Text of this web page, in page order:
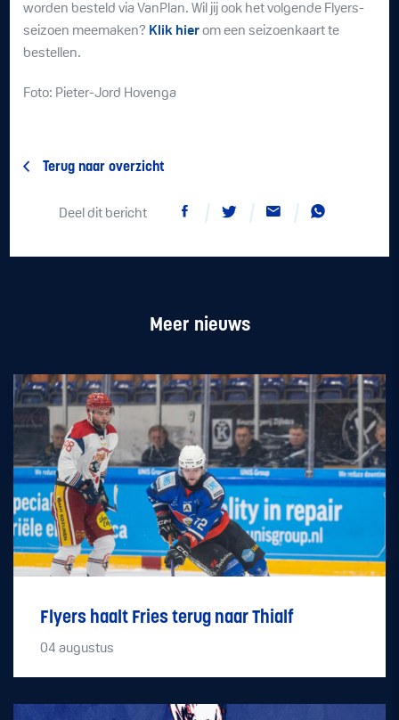
worden besteld via VanPlan. Wil jij ook het volgende Flyers-
seizoen meemaken? Klik hierom een seizoenkaart te
bestellen.
Foto: Pieter-Jord Hovenga
Terug naar overzicht
Deel dit bericht
Meer nieuws
Flyers haalt Fries terug naar Thialf
04 augustus